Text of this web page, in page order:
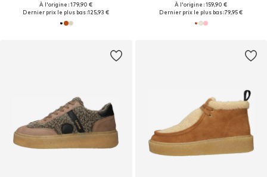
À l'origine : 179,90 €
Dernier prix le plus bas :125,93 €
À l'origine : 159,90 €
Dernier prix le plus bas :79,95 €